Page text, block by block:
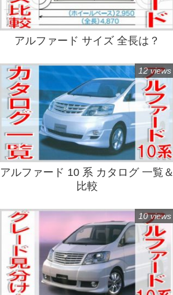
アルファード サイズ 全長は？
アルファード 10 系 カタログ 一覧＆
比較
12 views
10 views